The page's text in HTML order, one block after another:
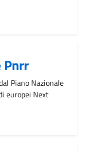
Piano Nazionale
europei Next